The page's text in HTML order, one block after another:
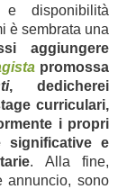
disponibilità
è sembrata una
aggiungere
promossa
, dedicherei
curriculari,
i propri
significative e
. Alla fine,
annuncio, sono